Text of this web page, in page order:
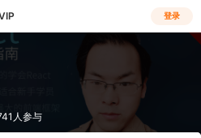
登录
人参与